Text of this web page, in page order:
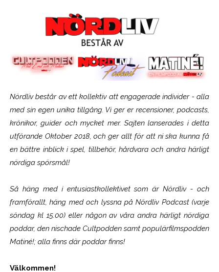
Nördliv består av ett kollektiv att engagerade individer - alla
med sin egen unika tillgång. Vi ger er recensioner, podcasts,
krönikor, guider och mycket mer. Sajten lanserades i detta
utförande Oktober 2018, och ger allt för att ni ska kunna få
en bättre inblick i spel, tillbehör, hårdvara och andra härligt
nördiga spörsmål!
Så häng med i entusiastkollektivet som ärNördliv- och
framförallt, häng med och lyssna på Nördliv Podcast (varje
söndag kl 15.00) eller någon av våra andra härligt nördiga
poddar, den nischade Cultpodden samt populärfilmspodden
Matiné!; alla finns där poddar finns!
Välkommen!